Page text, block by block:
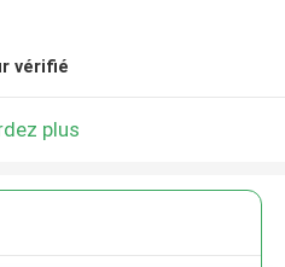
vérifié
plus